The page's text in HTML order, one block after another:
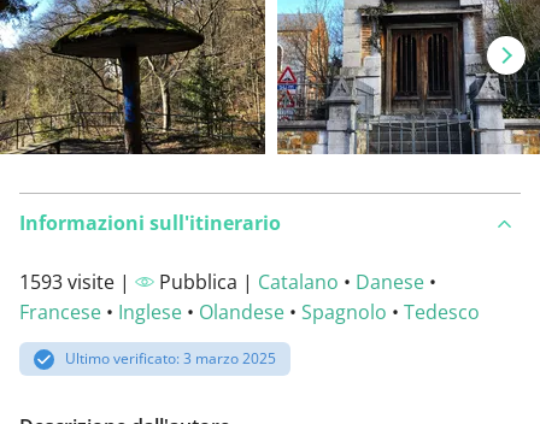
Informazioni sull'itinerario
1593 visite | Pubblica | Catalano • Danese •
Francese • Inglese • Olandese • Spagnolo • Tedesco
Ultimo verificato: 3 marzo 2025